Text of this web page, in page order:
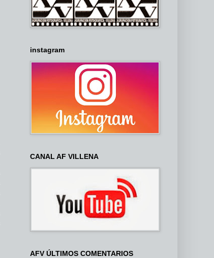
instagram
CANAL AF VILLENA
AFV ÚLTIMOS COMENTARIOS